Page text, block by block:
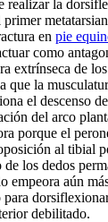
realizar la
en pie
como
extrínseca de
que la
el descenso
del arco
porque el
al tibial
los dedos
empeora aún
debilitado.